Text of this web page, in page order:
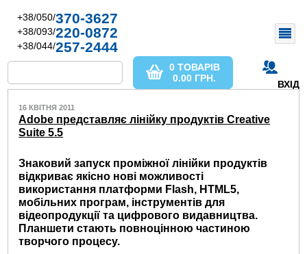
+38/050/370-3627
+38/093/220-0872
+38/044/257-2444
ВХІД
0 ТОВАРІВ
0.00 ГРН.
16 КВІТНЯ 2011
Adobe представляє лінійку продуктів Creative
Suite 5.5
Знаковий запуск проміжної лінійки продуктів
відкриває якісно нові можливості
використання платформи Flash, HTML5,
мобільних програм, інструментів для
відеопродукції та цифрового видавництва.
Планшети стають повноцінною частиною
творчого процесу.